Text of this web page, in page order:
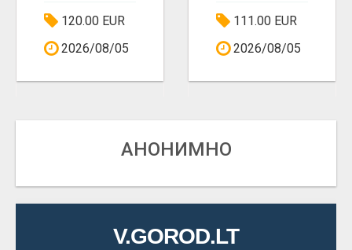
120.00 EUR
2026/08/05
111.00 EUR
2026/08/05
АНОНИМНО
V.GOROD.LT